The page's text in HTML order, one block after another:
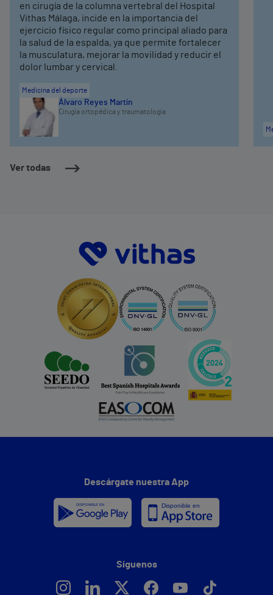
Ver todas
en cirugía de la columna vertebral del Hospital
Vithas Málaga, incide en la importancia del
ejercicio físico regular como principal aliado para
la salud de la espalda, ya que permite fortalecer
la musculatura, mejorar la movilidad y reducir el
dolor lumbar y cervical.
Medicina del deporte
Álvaro Reyes Martín
Cirugía ortopédica y traumatología
Descárgate nuestra App
Síguenos